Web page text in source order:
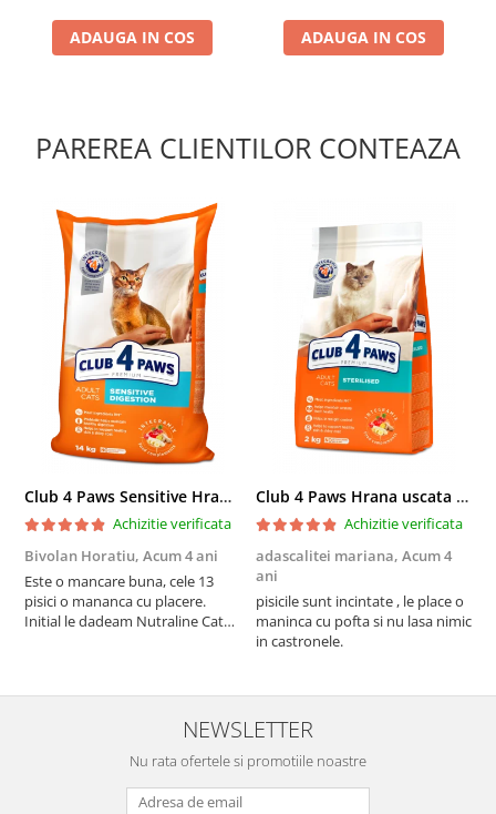
ADAUGA IN COS ADAUGA IN COS
PAREREA CLIENTILOR CONTEAZA
Club 4 Paws Sensitive Hrana uscata pisici adulte, 14kg
Achizitie verificata
Bivolan Horatiu, Acum 4 ani
Este o mancare buna, cele 13
pisici o mananca cu placere.
Initial le dadeam Nutraline Cat
nu o mananca cu placere. Eu
sunt multumit si voi continua cu
Club 4 Paws Hrana uscata pisici sterilizate, 2kg
Achizitie verificata
adascalitei mariana, Acum 4
ani
pisicile sunt incintate , le place o
maninca cu pofta si nu lasa nimic
in castronele.
NEWSLETTER
Nu rata ofertele si promotiile noastre